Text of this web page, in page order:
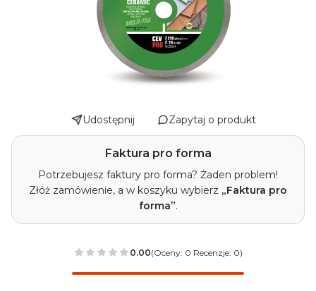
Udostępnij Zapytaj o produkt
Faktura pro forma
Potrzebujesz faktury pro forma? Żaden problem!
Złóż zamówienie, a w koszyku wybierz „Faktura pro
forma”.
0.00(Oceny: 0 Recenzje: 0)